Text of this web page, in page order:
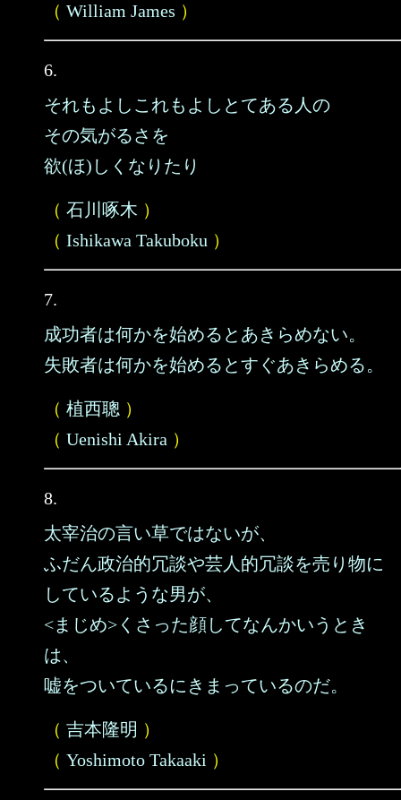
（ William James ）
6.
それもよしこれもよしとてある人の
その気がるさを
欲(ほ)しくなりたり
（ 石川啄木 ）
（ Ishikawa Takuboku ）
7.
成功者は何かを始めるとあきらめない。
失敗者は何かを始めるとすぐあきらめる。
（ 植西聰 ）
（ Uenishi Akira ）
8.
太宰治の言い草ではないが、
ふだん政治的冗談や芸人的冗談を売り物に
しているような男が、
<まじめ>くさった顔してなんかいうとき
は、
嘘をついているにきまっているのだ。
（ 吉本隆明 ）
（ Yoshimoto Takaaki ）